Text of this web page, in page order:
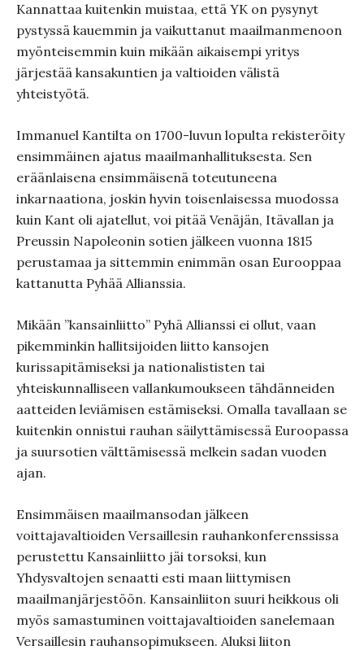
Kannattaa kuitenkin muistaa, että YK on pysynyt
pystyssä kauemmin ja vaikuttanut maailmanmenoon
myönteisemmin kuin mikään aikaisempi yritys
järjestää kansakuntien ja valtioiden välistä
yhteistyötä.
Immanuel Kantilta on 1700-luvun lopulta rekisteröity
ensimmäinen ajatus maailmanhallituksesta. Sen
eräänlaisena ensimmäisenä toteutuneena
inkarnaationa, joskin hyvin toisenlaisessa muodossa
kuin Kant oli ajatellut, voi pitää Venäjän, Itävallan ja
Preussin Napoleonin sotien jälkeen vuonna 1815
perustamaa ja sittemmin enimmän osan Eurooppaa
kattanutta Pyhää Allianssia.
Mikään ”kansainliitto” Pyhä Allianssi ei ollut, vaan
pikemminkin hallitsijoiden liitto kansojen
kurissapitämiseksi ja nationalististen tai
yhteiskunnalliseen vallankumoukseen tähdänneiden
aatteiden leviämisen estämiseksi. Omalla tavallaan se
kuitenkin onnistui rauhan säilyttämisessä Euroopassa
ja suursotien välttämisessä melkein sadan vuoden
ajan.
Ensimmäisen maailmansodan jälkeen
voittajavaltioiden Versaillesin rauhankonferenssissa
perustettu Kansainliitto jäi torsoksi, kun
Yhdysvaltojen senaatti esti maan liittymisen
maailmanjärjestöön. Kansainliiton suuri heikkous oli
myös samastuminen voittajavaltioiden sanelemaan
Versaillesin rauhansopimukseen. Aluksi liiton